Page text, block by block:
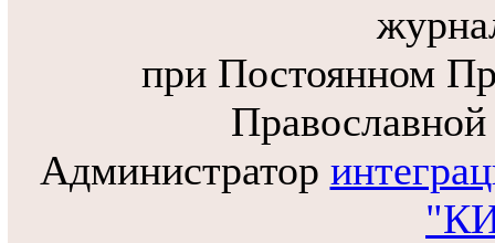
при Постоянном
Администратор